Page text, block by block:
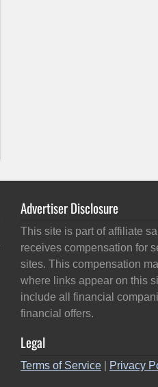
Advertiser Disclosure
This site is part of affiliate
receives compensation for
sites. This compensation
where links appear on this
include all financial
financial offers.
Legal
Terms of Service Privacy